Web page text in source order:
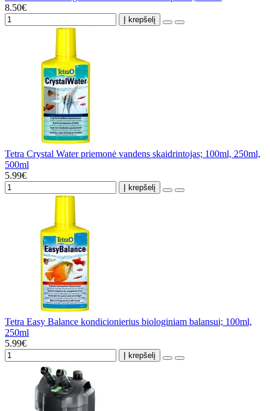
8.50€
Į krepšelį
Tetra Crystal Water priemonė vandens skaidrintojas; 100ml, 250ml,
500ml
5.99€
Į krepšelį
Tetra Easy Balance kondicionierius biologiniam balansui; 100ml,
250ml
5.99€
Į krepšelį